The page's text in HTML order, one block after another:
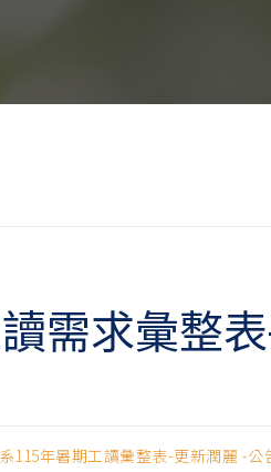
需求彙整
115年暑期工讀彙整表-更新潤麗 -公